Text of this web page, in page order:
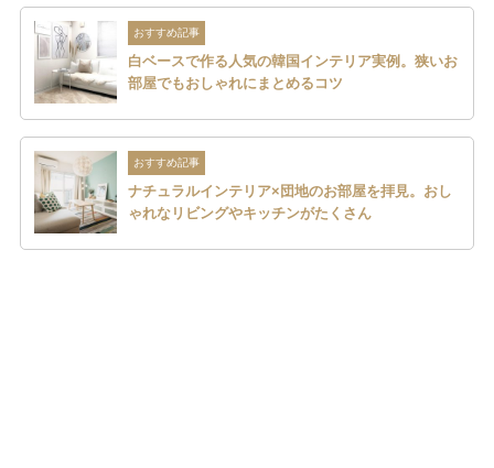
おすすめ記事
白ベースで作る人気の韓国インテリア実例。狭いお
部屋でもおしゃれにまとめるコツ
おすすめ記事
ナチュラルインテリア×団地のお部屋を拝見。おし
ゃれなリビングやキッチンがたくさん